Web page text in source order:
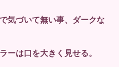
気づいて無い事、ダークな
ーは口を大きく見せる。